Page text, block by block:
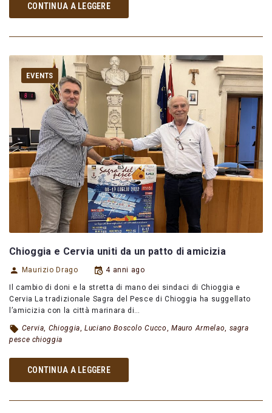
CONTINUA A LEGGERE
EVENTS
Chioggia e Cervia uniti da un patto di amicizia
Maurizio Drago 4 anni ago
Il cambio di doni e la stretta di mano dei sindaci di Chioggia e
Cervia La tradizionale Sagra del Pesce di Chioggia ha suggellato
l’amicizia con la città marinara di…
Cervia, Chioggia,Luciano Boscolo Cucco, Mauro Armelao, sagra
pesce chioggia
CONTINUA A LEGGERE